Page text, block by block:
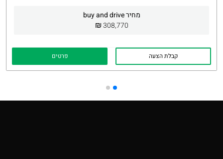
מחיר buy and drive
308,770
₪
קבלת הצעה פרטים